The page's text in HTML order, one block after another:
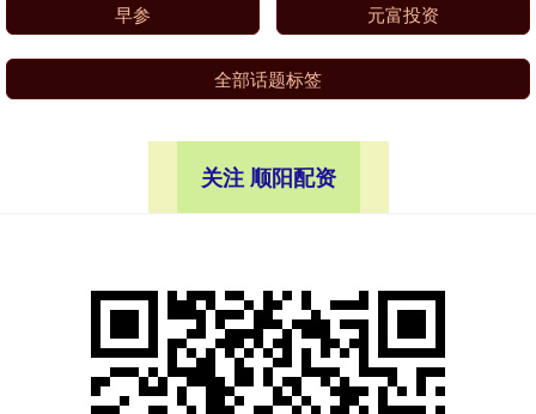
早参 元富投资
全部话题标签
关注 顺阳配资